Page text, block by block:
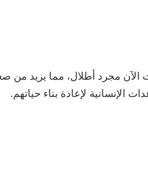
مجرد أطلال، مما يزيد من
الإنسانية لإعادة بناء حياتهم.